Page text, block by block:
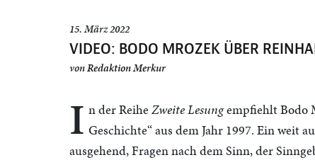
15. März 2022
VIDEO: BODO MROZEK ÜBER
vonRedaktion Merkur
I n der ReiheZweite Lesungempfiehlt Bodo
Geschichte“ aus dem Jahr 1997. Ein weit
ausgehend, Fragen nach dem Sinn, der